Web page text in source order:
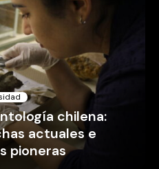
chilena:
actuales e
pioneras